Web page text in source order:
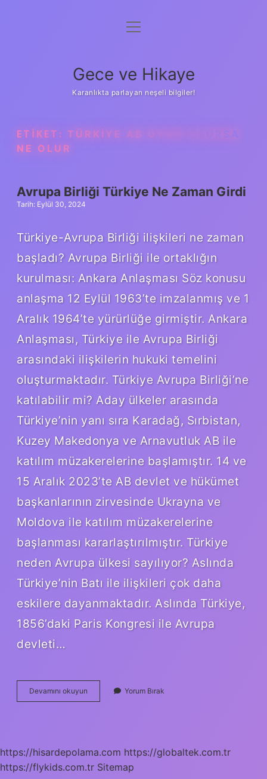
Anasayfa
Yasal Uyarı
menüyü
Gece ve Hikaye
Karanlıkta parlayan neşeli bilgiler!
ETIKET: TÜRKIYE AB ÜYESI OLURSA
NE OLUR
Avrupa Birliği Türkiye Ne Zaman Girdi
Tarih: Eylül 30, 2024
Türkiye-Avrupa Birliği ilişkileri ne zaman
başladı? Avrupa Birliği ile ortaklığın
kurulması: Ankara Anlaşması Söz konusu
anlaşma 12 Eylül 1963’te imzalanmış ve 1
Aralık 1964’te yürürlüğe girmiştir. Ankara
Anlaşması, Türkiye ile Avrupa Birliği
arasındaki ilişkilerin hukuki temelini
oluşturmaktadır. Türkiye Avrupa Birliği’ne
katılabilir mi? Aday ülkeler arasında
Türkiye’nin yanı sıra Karadağ, Sırbistan,
Kuzey Makedonya ve Arnavutluk AB ile
katılım müzakerelerine başlamıştır. 14 ve
15 Aralık 2023’te AB devlet ve hükümet
başkanlarının zirvesinde Ukrayna ve
Moldova ile katılım müzakerelerine
başlanması kararlaştırılmıştır. Türkiye
neden Avrupa ülkesi sayılıyor? Aslında
Türkiye’nin Batı ile ilişkileri çok daha
eskilere dayanmaktadır. Aslında Türkiye,
1856’daki Paris Kongresi ile Avrupa
devleti…
Devamını okuyun
Birliği
Yorum Bırak
https://hisardepolama.com https://globaltek.com.tr
https://flykids.com.tr Sitemap